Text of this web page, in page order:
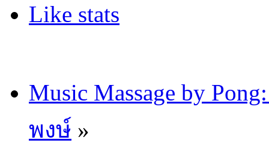
Like stats
Music Massage by
พงษ์ »